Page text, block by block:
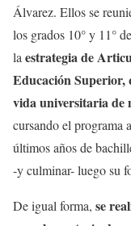
Álvarez. Ellos se
los grados 10° y 11°
la estrategia de
Educación Superior,
vida universitaria de
cursando el programa
últimos años de
-y culminar- luego su
De igual forma, se